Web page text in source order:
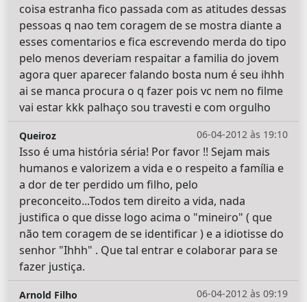
coisa estranha fico passada com as atitudes dessas
pessoas q nao tem coragem de se mostra diante a
esses comentarios e fica escrevendo merda do tipo
pelo menos deveriam respaitar a familia do jovem
agora quer aparecer falando bosta num é seu ihhh
ai se manca procura o q fazer pois vc nem no filme
vai estar kkk palhaço sou travesti e com orgulho
06-04-2012 às 19:10
Queiroz
Isso é uma história séria! Por favor !! Sejam mais
humanos e valorizem a vida e o respeito a família e
a dor de ter perdido um filho, pelo
preconceito...Todos tem direito a vida, nada
justifica o que disse logo acima o "mineiro" ( que
não tem coragem de se identificar ) e a idiotisse do
senhor "Ihhh" . Que tal entrar e colaborar para se
fazer justiça.
06-04-2012 às 09:19
Arnold Filho